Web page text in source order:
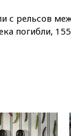
с рельсов
погибли,